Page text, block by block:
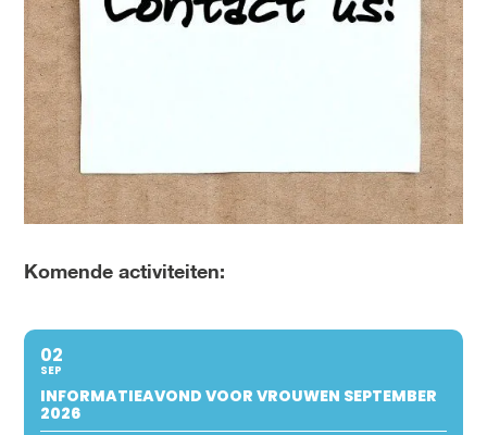
Komende activiteiten:
02
SEP
INFORMATIEAVOND VOOR VROUWEN SEPTEMBER
2026